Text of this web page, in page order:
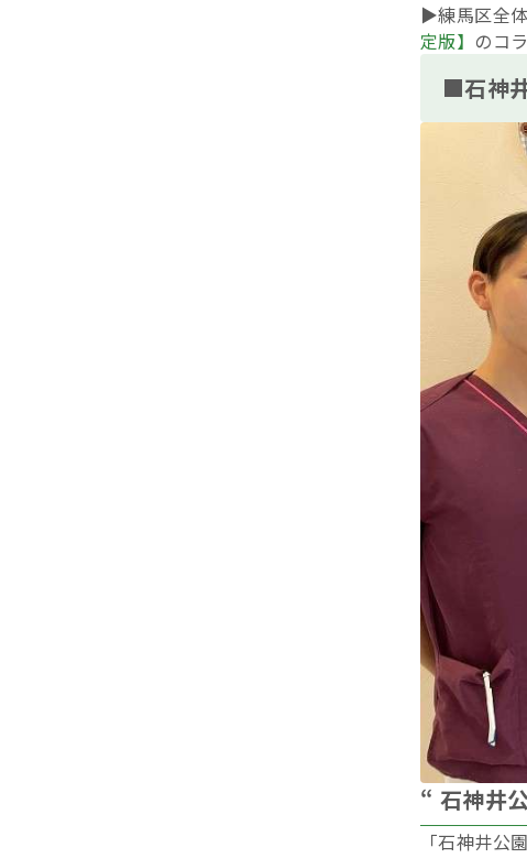
▶練馬区全
定版】 のコ
■石神
“ 石神井
「石神井公